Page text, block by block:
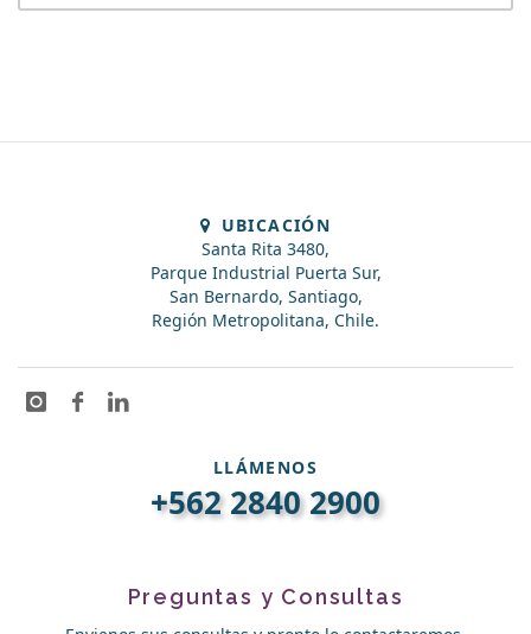
UBICACIÓN
Santa Rita 3480,
Parque Industrial Puerta Sur,
San Bernardo, Santiago,
Región Metropolitana, Chile.
LLÁMENOS
+562 2840 2900
Preguntas y Consultas